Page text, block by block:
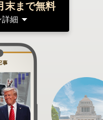
末まで無料
詳細